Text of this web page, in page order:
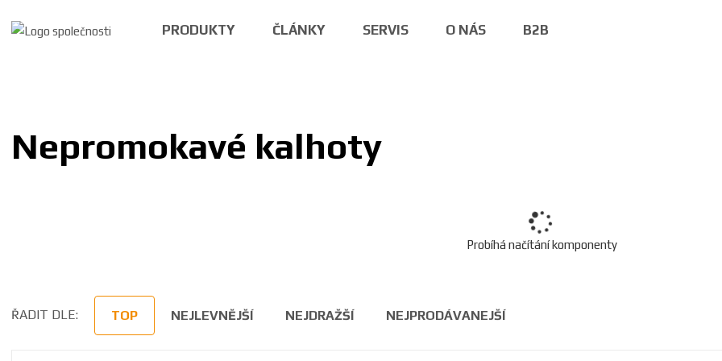
PRODUKTY ČLÁNKY SERVIS O NÁS B2B
Nepromokavé kalhoty
Probíhá načítání komponenty
ŘADIT DLE: TOP NEJLEVNĚJŠÍ NEJDRAŽŠÍ NEJPRODÁVANEJŠÍ